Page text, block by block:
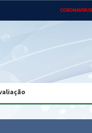
Ministério do
Regional
Advocacia-Geral da União